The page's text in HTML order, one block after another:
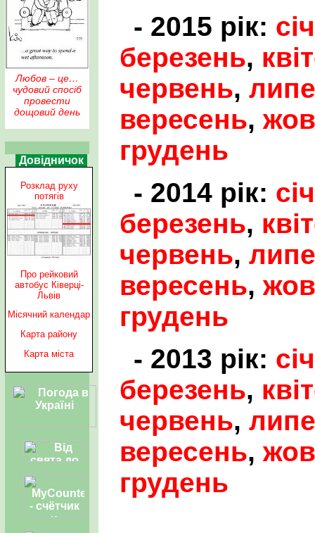
Любов – це…
чудовий спосіб
провести
дощовий день
Довідничок
Розклад руху
потягів
Про рейковий
автобус Ківерці-
Львів
Місячний календар
Карта району
Карта міста
- 2015 рік:
березень,
червень,
вересень,
грудень
- 2014 рік:
березень,
червень,
вересень,
грудень
- 2013 рік:
березень,
червень,
вересень,
грудень